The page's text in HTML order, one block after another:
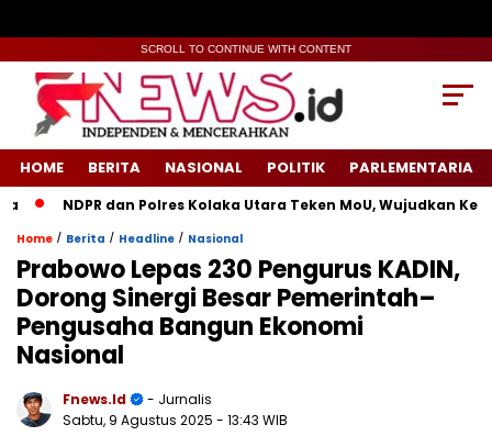
SCROLL TO CONTINUE WITH CONTENT
HOME BERITA NASIONAL POLITIK PARLEMENTARIA
NDPR dan Polres Kolaka Utara Teken MoU, Wujudkan
Home / Berita / Headline / Nasional
Prabowo Lepas 230 Pengurus KADIN,
Dorong Sinergi Besar Pemerintah–
Pengusaha Bangun Ekonomi
Nasional
Fnews.id
- Jurnalis
Sabtu, 9 Agustus 2025 - 13:43 WIB